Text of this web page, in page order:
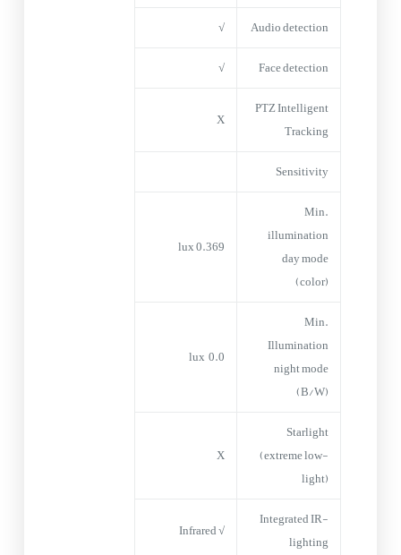
Audio detection
√
Face detection
√
PTZ Intelligent
Tracking
X
Sensitivity
Min.
illumination
day mode
(color)
0.369 lux
Min.
Illumination
night mode
(B/W)
0.0 lux
Starlight
(extreme low-
light)
X
Integrated IR-
lighting
√ Infrared